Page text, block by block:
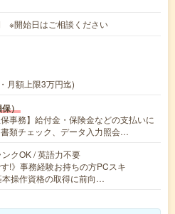
※開始日はご相談ください
月額上限3万円迄)
）
保事務】給付金・保険金などの支払いに
類チェック、データ入力照会…
クOK / 英語力不要
!》事務経験お持ちの方PCスキ
本操作資格の取得に前向…